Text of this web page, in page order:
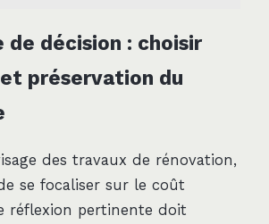
de décision : choisir
préservation du
des travaux de rénovation,
se focaliser sur le coût
réflexion pertinente doit